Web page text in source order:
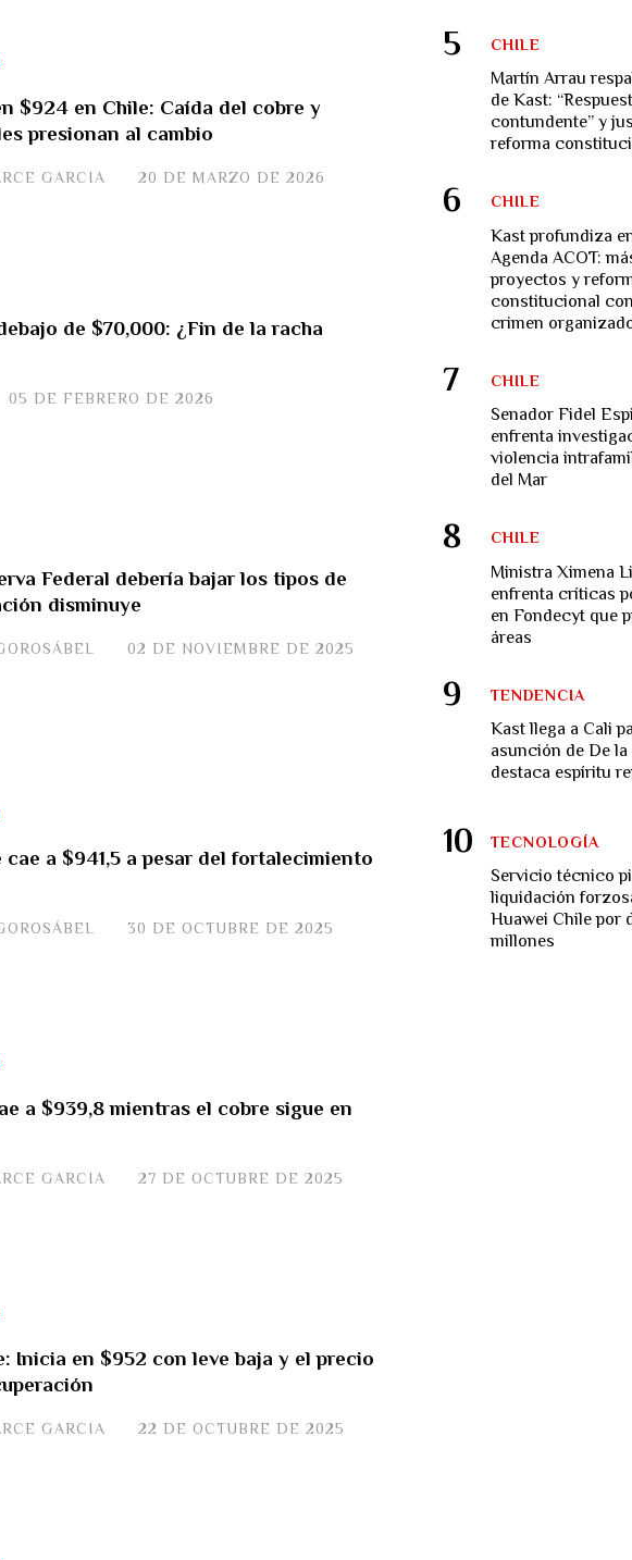
$924 en Chile: Caída del cobre y
presionan al cambio
GARCIA 20 DE MARZO DE 2026
de $70,000: ¿Fin de la racha
05 DE FEBRERO DE 2026
Federal debería bajar los tipos de
disminuye
02 DE NOVIEMBRE DE 2025
a $941,5 a pesar del fortalecimiento
30 DE OCTUBRE DE 2025
a $939,8 mientras el cobre sigue en
GARCIA 27 DE OCTUBRE DE 2025
Inicia en $952 con leve baja y el precio
GARCIA 22 DE OCTUBRE DE 2025
Martín Arrau
de Kast:
contundente” y
reforma
CHILE
Kast profundiza
Agenda ACOT:
proyectos y
constitucional
crimen
CHILE
Senador Fidel
enfrenta
violencia
del Mar
CHILE
Ministra Ximena
enfrenta críticas
en Fondecyt que
áreas
CHILE
Kast llega a Cali
asunción de De
destaca espíritu
TENDENCIA
Servicio técnico
liquidación
Huawei Chile por
millones
TECNOLOGÍA